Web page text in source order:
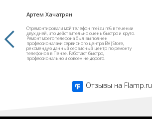
Артем Хачатрян
Отремонтировали мой телефон meizu m6 в течении
двух дней, что действительно очень быстро и круто.
Ремонт моего телефона был выполнен
профессионалами сервисного центра BV|Store,
рекомендую данный сервисный центр по ремонту
телефонов в Пензе. Работают быстро,
профессионально и совсем не дорого.
Отзывы на Flamp.ru